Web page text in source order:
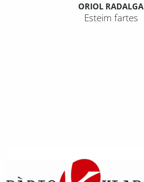
ORIOL RADALGA
Esteim fartes